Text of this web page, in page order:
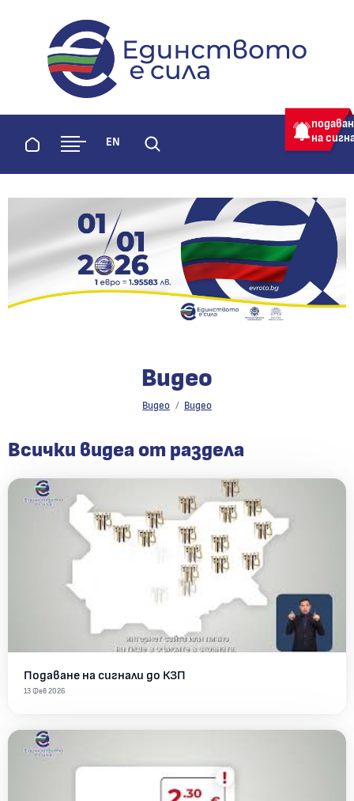
evroto.bgОфициална страница за приемане
Начало EN
на
Видео
Видео Видео
Видео
Всички видеа от раздела
Подаване на сигнали до КЗП
13 Фев 2026